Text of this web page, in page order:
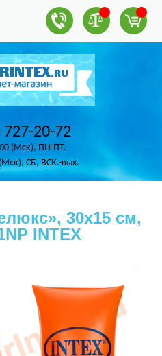
727-20-72
(Мск), ПН-ПТ.
СБ, ВСК.-вых.
30х15 см,
INTEX